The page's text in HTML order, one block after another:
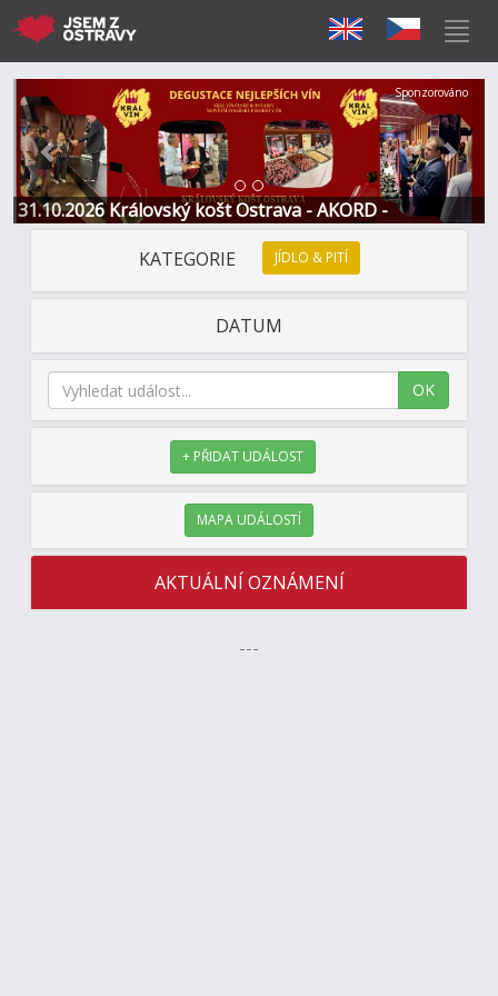
31.10.2026 Královský košt Ostrava - AKORD -
Restaurace a Hotel
Předchozí Další
Sponzorováno
KATEGORIE JÍDLO & PITÍ
DATUM
OK
+ PŘIDAT UDÁLOST
MAPA UDÁLOSTÍ
AKTUÁLNÍ OZNÁMENÍ
---